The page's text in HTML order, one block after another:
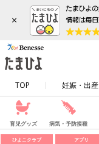
×
TOP 妊娠・出産
育児グッズ 病気・予防接種
ひよこクラブ アプリ